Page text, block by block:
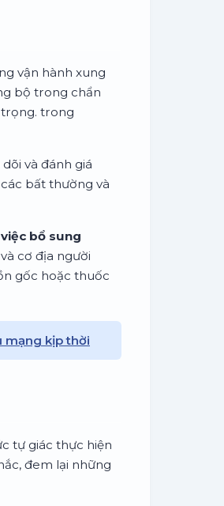
vận hành xung
bộ trong chẩn
trong
và đánh giá
bất thường và
bổ sung
cơ địa người
gốc hoặc thuốc
mạng kịp thời
tự giác thực hiện
đem lại những